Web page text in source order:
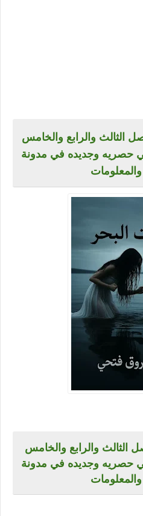
الثالث والرابع والخامس
حصريه وجديده في مدونة
الثالث والرابع والخامس
حصريه وجديده في مدونة